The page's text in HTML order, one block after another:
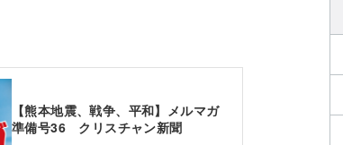
【熊本地震、戦争、平和】メルマガ
準備号36 クリスチャン新聞